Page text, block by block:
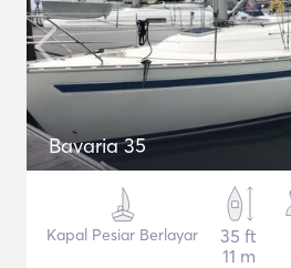
Bavaria 35
Kapal Pesiar Berlayar
35 ft
11 m